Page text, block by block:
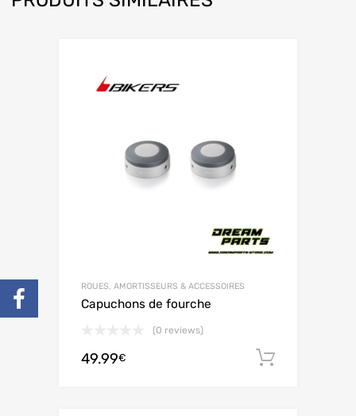
ROUES, AMORTISSEURS & ACCESSOIRES
Capuchons de fourche
(0 reviews)
49.99€